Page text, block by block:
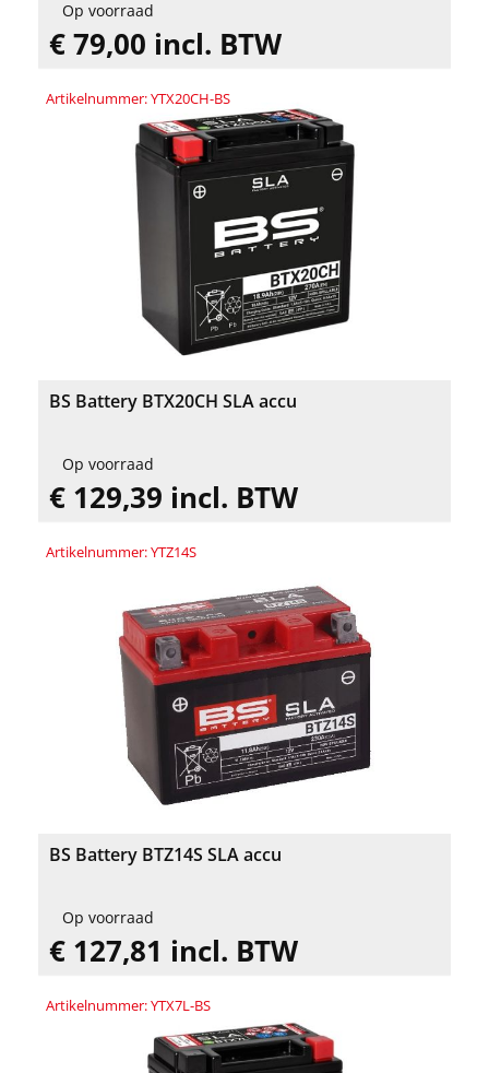
Op voorraad
€ 79,00 incl. BTW
Artikelnummer: YTX20CH-BS
BS Battery BTX20CH SLA accu
Op voorraad
€ 129,39 incl. BTW
Artikelnummer: YTZ14S
BS Battery BTZ14S SLA accu
Op voorraad
€ 127,81 incl. BTW
Artikelnummer: YTX7L-BS